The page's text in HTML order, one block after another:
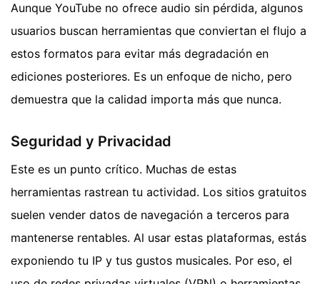
Aunque YouTube no ofrece audio sin pérdida, algunos
usuarios buscan herramientas que conviertan el flujo a
estos formatos para evitar más degradación en
ediciones posteriores. Es un enfoque de nicho, pero
demuestra que la calidad importa más que nunca.
Seguridad y Privacidad
Este es un punto crítico. Muchas de estas
herramientas rastrean tu actividad. Los sitios gratuitos
suelen vender datos de navegación a terceros para
mantenerse rentables. Al usar estas plataformas, estás
exponiendo tu IP y tus gustos musicales. Por eso, el